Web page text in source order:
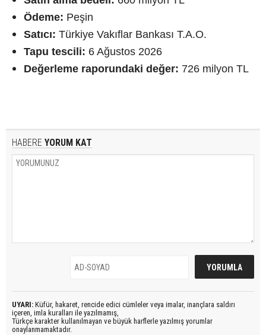
Ödeme: Peşin
Satıcı: Türkiye Vakıflar Bankası T.A.O.
Tapu tescili: 6 Ağustos 2026
Değerleme raporundaki değer: 726 milyon TL
HABERE YORUM KAT
UYARI: Küfür, hakaret, rencide edici cümleler veya imalar, inançlara saldırı
içeren, imla kuralları ile yazılmamış,
Türkçe karakter kullanılmayan ve büyük harflerle yazılmış yorumlar
onaylanmamaktadır.